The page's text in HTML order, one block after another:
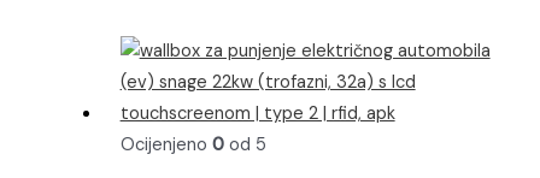
Ocijenjeno 0od 5